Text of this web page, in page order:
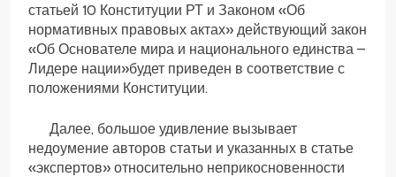
статьей 10 Конституции РТ и Законом «Об
нормативных правовых актах» действующий закон
«Об Основателе мира и национального единства –
Лидере нации»будет приведен в соответствие с
положениями Конституции.
Далее, большое удивление вызывает
недоумение авторов статьи и указанных в статье
«экспертов» относительно неприкосновенности